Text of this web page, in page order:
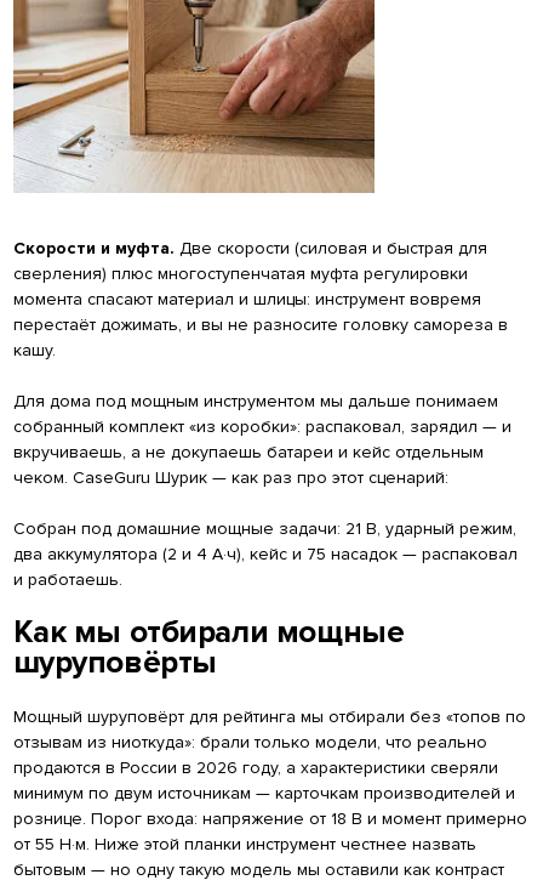
Скорости и муфта. Две скорости (силовая и быстрая для
сверления) плюс многоступенчатая муфта регулировки
момента спасают материал и шлицы: инструмент вовремя
перестаёт дожимать, и вы не разносите головку самореза в
кашу.
Для дома под мощным инструментом мы дальше понимаем
собранный комплект «из коробки»: распаковал, зарядил — и
вкручиваешь, а не докупаешь батареи и кейс отдельным
чеком. CaseGuru Шурик — как раз про этот сценарий:
Собран под домашние мощные задачи: 21 В, ударный режим,
два аккумулятора (2 и 4 А·ч), кейс и 75 насадок — распаковал
и работаешь.
Как мы отбирали мощные
шуруповёрты
Мощный шуруповёрт для рейтинга мы отбирали без «топов по
отзывам из ниоткуда»: брали только модели, что реально
продаются в России в 2026 году, а характеристики сверяли
минимум по двум источникам — карточкам производителей и
рознице. Порог входа: напряжение от 18 В и момент примерно
от 55 Н·м. Ниже этой планки инструмент честнее назвать
бытовым — но одну такую модель мы оставили как контраст